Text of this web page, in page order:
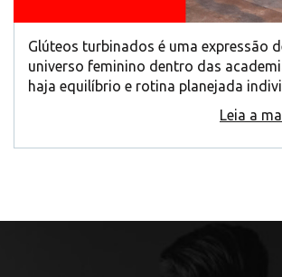
Glúteos turbinados é uma expressão
universo feminino dentro das
haja equilíbrio e rotina planejada
Leia a